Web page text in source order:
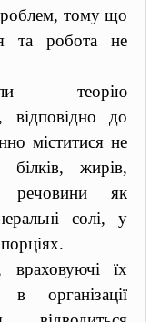
тому що
та робота не
теорію
відповідно до
міститися не
білків, жирів,
речовини як
солі, у
враховуючі їх
в організації